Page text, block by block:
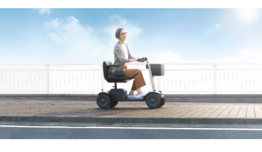
Model R
Model S
有料サービス・アクセサリー
保険・ロードサービスなど
本体保証サービス
月単位でレンタル
お出かけ先でレンタル
サポート
有償サービス・オプション
アフターサービス・修理
ウィル直販のサービス
よくある質問・お問い合わせ
サービス概要
提供プラン
導入事例
お問い合わせ（法人の方）
研究向け
研究モデルを検討
製品概要